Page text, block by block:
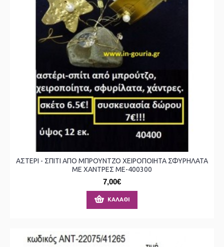
ΑΣΤΕΡΙ - ΣΠΙΤΙ ΑΠΟ ΜΠΡΟΥΝΤΖΟ ΧΕΙΡΟΠΟΙΗΤΑ ΣΦΥΡΗΛΑΤΑ
ΜΕ ΧΑΝΤΡΕΣ ΜΕ-400300
7,00€
ΚΑΛΆΘΙ